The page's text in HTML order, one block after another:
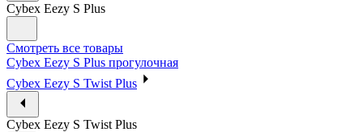
Cybex Eezy S Plus
Смотреть все товары
Cybex Eezy S Plus прогулочная
Cybex Eezy S Twist Plus
Cybex Eezy S Twist Plus